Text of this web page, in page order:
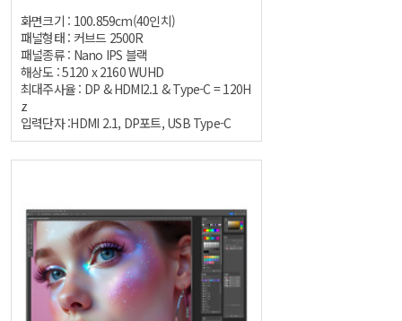
화면크기 : 100.859cm(40인치)
패널형태 : 커브드 2500R
패널종류 : Nano IPS 블랙
해상도 : 5120 x 2160 WUHD
최대주사율 : DP & HDMI2.1 & Type-C = 120H
z
입력단자 :HDMI 2.1, DP포트, USB Type-C